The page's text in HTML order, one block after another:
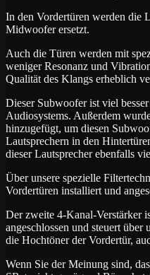
In den Vordertüren werden die
Midwoofer ersetzt.
Auch die Türen werden mit
weniger Resonanz und
Qualität des Klangs erheblich
Dieser Subwoofer ist viel
Audiosystems. Außerdem
hinzugefügt, um diesen
Lautsprechern in den
dieser Lautsprecher ebenfalls
Über unsere spezielle
Vordertüren installiert und
Der zweite 4-Kanal-Verstärker
angeschlossen und steuert über
die Hochtöner der Vordertür,
Wenn Sie der Meinung sind,